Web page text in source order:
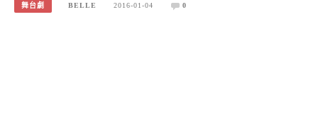
舞台劇 BELLE 2016-01-04 0